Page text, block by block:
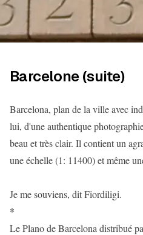
Barcelone (suite)
Barcelona, plan de la ville avec
lui, d'une authentique
beau et très clair. Il contient un
une échelle (1: 11400) et même
Je me souviens, dit Fiordiligi.
*
Le Plano de Barcelona distribué